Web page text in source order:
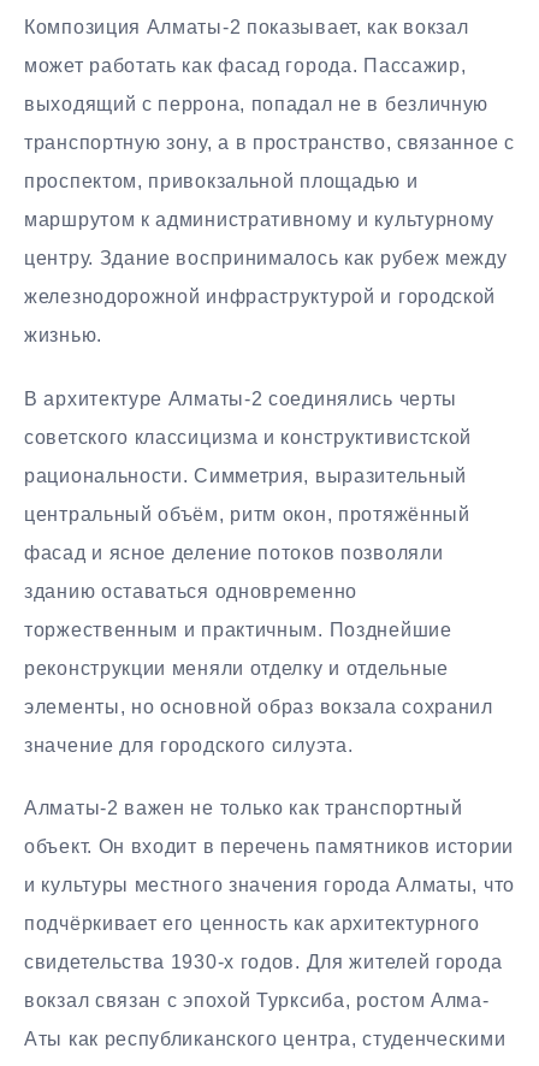
Композиция Алматы-2 показывает, как вокзал
может работать как фасад города. Пассажир,
выходящий с перрона, попадал не в безличную
транспортную зону, а в пространство, связанное с
проспектом, привокзальной площадью и
маршрутом к административному и культурному
центру. Здание воспринималось как рубеж между
железнодорожной инфраструктурой и городской
жизнью.
В архитектуре Алматы-2 соединялись черты
советского классицизма и конструктивистской
рациональности. Симметрия, выразительный
центральный объём, ритм окон, протяжённый
фасад и ясное деление потоков позволяли
зданию оставаться одновременно
торжественным и практичным. Позднейшие
реконструкции меняли отделку и отдельные
элементы, но основной образ вокзала сохранил
значение для городского силуэта.
Алматы-2 важен не только как транспортный
объект. Он входит в перечень памятников истории
и культуры местного значения города Алматы, что
подчёркивает его ценность как архитектурного
свидетельства 1930-х годов. Для жителей города
вокзал связан с эпохой Турксиба, ростом Алма-
Аты как республиканского центра, студенческими